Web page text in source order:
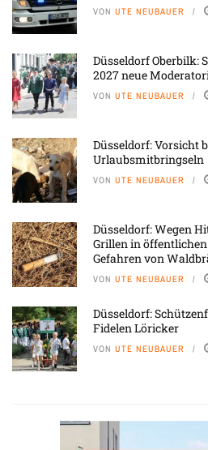
VON UTE NEUBAUER
Düsseldorf Oberbilk:
2027 neue
VON UTE NEUBAUER
Düsseldorf: Vorsicht
Urlaubsmitbringseln
VON UTE NEUBAUER
Düsseldorf: Wegen
Grillen in
Gefahren von
VON UTE NEUBAUER
Düsseldorf:
Fidelen Löricker
VON UTE NEUBAUER